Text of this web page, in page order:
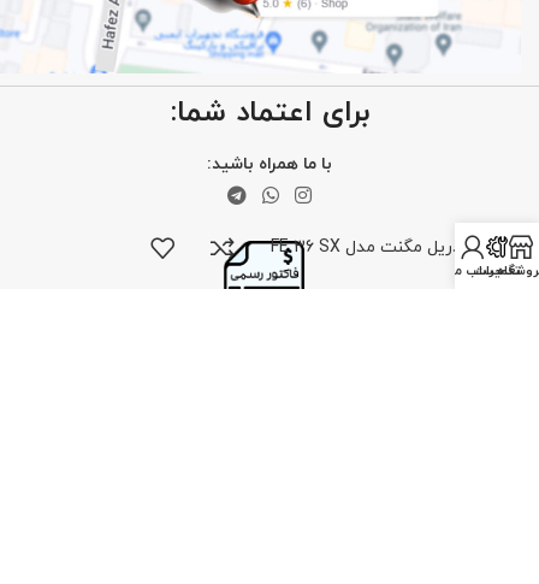
برای اعتماد شما:
با ما همراه باشید:
تعمیرات
حساب من
دریل مگنت مدل FE 36 SX